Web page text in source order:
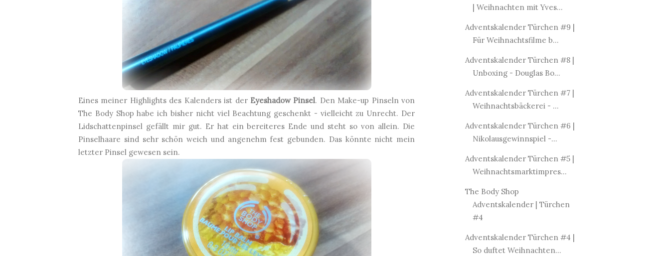
Eines meiner Highlights des Kalenders ist der Eyeshadow Pinsel. Den Make-up Pinseln von
The Body Shop habe ich bisher nicht viel Beachtung geschenkt - vielleicht zu Unrecht. Der
Lidschattenpinsel gefällt mir gut. Er hat ein bereiteres Ende und steht so von allein. Die
Pinselhaare sind sehr schön weich und angenehm fest gebunden. Das könnte nicht mein
letzter Pinsel gewesen sein.
| Weihnachten mit Yves...
Adventskalender Türchen #9 |
Für Weihnachtsfilme b...
Adventskalender Türchen #8 |
Unboxing - Douglas Bo...
Adventskalender Türchen #7 |
Weihnachtsbäckerei - ...
Adventskalender Türchen #6 |
Nikolausgewinnspiel -...
Adventskalender Türchen #5 |
Weihnachtsmarktimpres...
The Body Shop
Adventskalender | Türchen
#4
Adventskalender Türchen #4 |
So duftet Weihnachten...